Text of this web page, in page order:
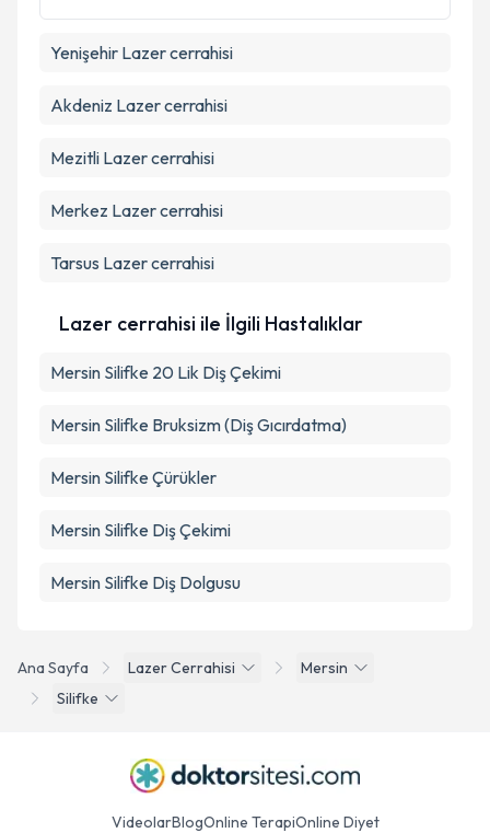
kapsamda işlenmesini kabul ediyorum.
Ana Sayfa Lazer Cerrahisi
Mersin
Silifke
Yenişehir Lazer cerrahisi
Akdeniz Lazer cerrahisi
Mezitli Lazer cerrahisi
Merkez Lazer cerrahisi
Tarsus Lazer cerrahisi
Lazer cerrahisi ile İlgili Hastalıklar
Mersin Silifke 20 Lik Diş Çekimi
Mersin Silifke Bruksizm (Diş Gıcırdatma)
Mersin Silifke Çürükler
Mersin Silifke Diş Çekimi
Mersin Silifke Diş Dolgusu
VideolarBlogOnline TerapiOnline Diyet